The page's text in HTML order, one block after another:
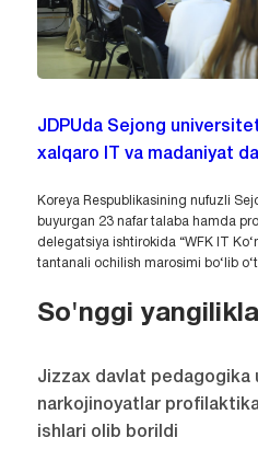
JDPUda Sejong
xalqaro IT va madaniyat
Koreya Respublikasining nufuzli
buyurgan 23 nafar talaba hamda
delegatsiya ishtirokida “WFK IT
tantanali ochilish marosimi bo‘lib
So'nggi
Jizzax davlat pedagogika
narkojinoyatlar
ishlari olib borildi